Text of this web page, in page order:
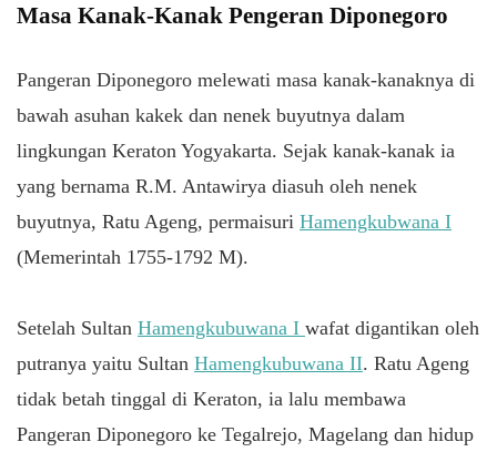
Masa Kanak-Kanak Pengeran Diponegoro
Pangeran Diponegoro melewati masa kanak-kanaknya di
bawah asuhan kakek dan nenek buyutnya dalam
lingkungan Keraton Yogyakarta. Sejak kanak-kanak ia
yang bernama R.M. Antawirya diasuh oleh nenek
buyutnya, Ratu Ageng, permaisuri Hamengkubwana I
(Memerintah 1755-1792 M).
Setelah Sultan Hamengkubuwana I wafat digantikan oleh
putranya yaitu Sultan Hamengkubuwana II. Ratu Ageng
tidak betah tinggal di Keraton, ia lalu membawa
Pangeran Diponegoro ke Tegalrejo, Magelang dan hidup